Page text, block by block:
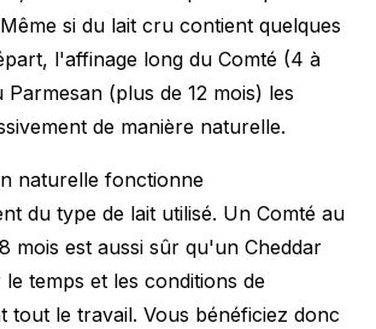
si du lait cru contient quelques
l'affinage long du Comté (4 à
(plus de 12 mois) les
de manière naturelle.
naturelle fonctionne
du type de lait utilisé. Un Comté au
mois est aussi sûr qu'un Cheddar
temps et les conditions de
tout le travail. Vous bénéficiez donc